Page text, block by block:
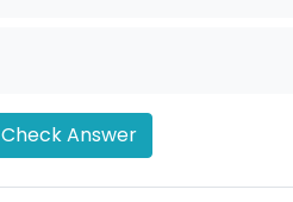
Check Answer